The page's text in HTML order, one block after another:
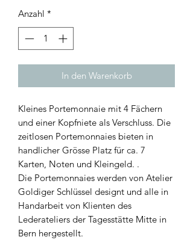
Anzahl *
In den Warenkorb
Kleines Portemonnaie mit 4 Fächern
und einer Kopfniete als Verschluss. Die
zeitlosen Portemonnaies bieten in
handlicher Grösse Platz für ca. 7
Karten, Noten und Kleingeld. .
Die Portemonnaies werden von Atelier
Goldiger Schlüssel designt und alle in
Handarbeit von Klienten des
Lederateliers der Tagesstätte Mitte in
Bern hergestellt.